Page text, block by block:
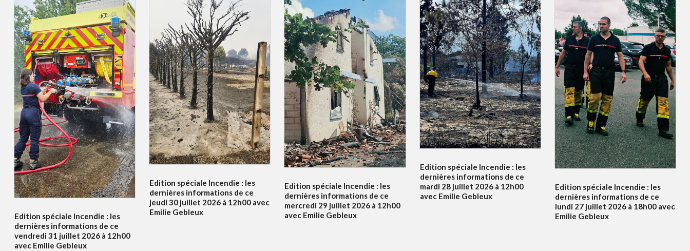
Edition spéciale Incendie : les
dernières informations de ce
vendredi 31 juillet 2026 à 12h00
avec Emilie Gebleux
Edition spéciale Incendie : les
dernières informations de ce
jeudi 30 juillet 2026 à 12h00 avec
Emilie Gebleux
Edition spéciale Incendie : les
dernières informations de ce
mercredi 29 juillet 2026 à 12h00
avec Emilie Gebleux
Edition spéciale Incendie : les
dernières informations de ce
mardi 28 juillet 2026 à 12h00
avec Emilie Gebleux
Edition spéciale Incendie : les
dernières informations de ce
lundi 27 juillet 2026 à 18h00 avec
Emilie Gebleux